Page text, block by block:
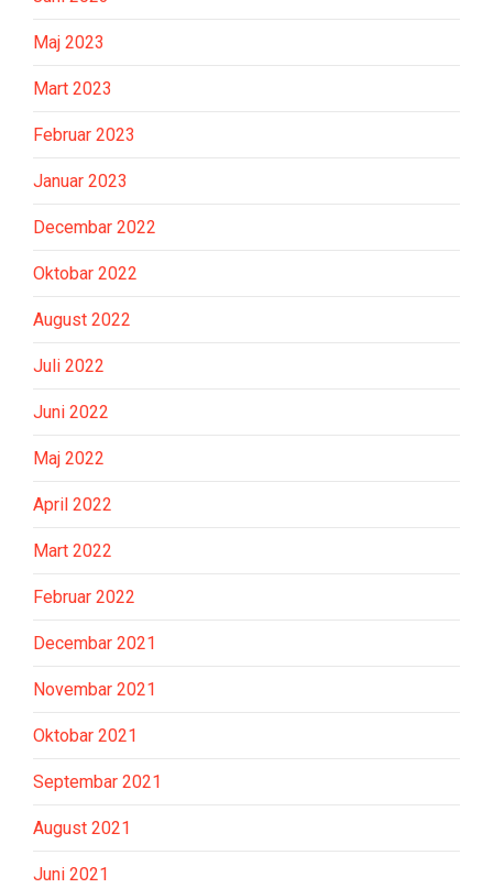
Maj 2023
Mart 2023
Februar 2023
Januar 2023
Decembar 2022
Oktobar 2022
August 2022
Juli 2022
Juni 2022
Maj 2022
April 2022
Mart 2022
Februar 2022
Decembar 2021
Novembar 2021
Oktobar 2021
Septembar 2021
August 2021
Juni 2021